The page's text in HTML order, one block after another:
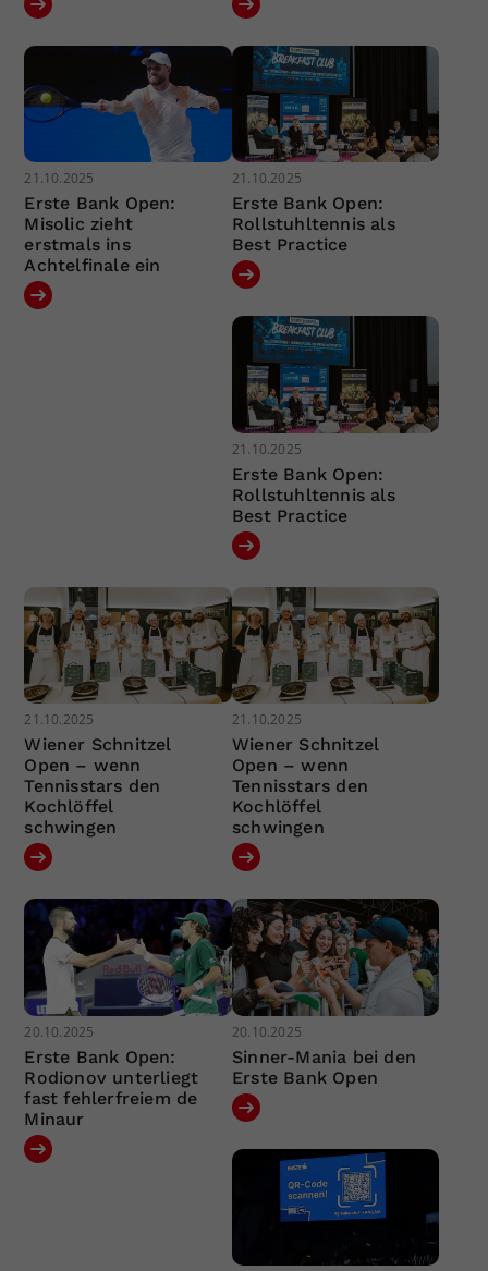
21.10.2025
Erste Bank Open:
Misolic zieht
erstmals ins
Achtelfinale ein
21.10.2025
Erste Bank Open:
Rollstuhltennis als
Best Practice
21.10.2025
Erste Bank Open:
Rollstuhltennis als
Best Practice
21.10.2025
Wiener Schnitzel
Open – wenn
Tennisstars den
Kochlöffel
schwingen
21.10.2025
Wiener Schnitzel
Open – wenn
Tennisstars den
Kochlöffel
schwingen
20.10.2025
Erste Bank Open:
Rodionov unterliegt
fast fehlerfreiem de
Minaur
20.10.2025
Sinner-Mania bei den
Erste Bank Open